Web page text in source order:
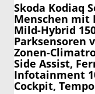
Skoda Kodiaq
Menschen mit
Mild-Hybrid
Parksensoren
Zonen-
Side Assist,
Infotainment
Cockpit, Tempo